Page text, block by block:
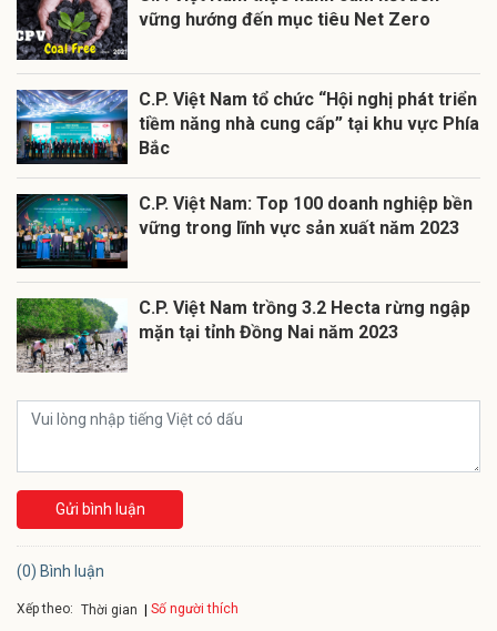
vững hướng đến mục tiêu Net Zero
C.P. Việt Nam tổ chức “Hội nghị phát triển
tiềm năng nhà cung cấp” tại khu vực Phía
Bắc
C.P. Việt Nam: Top 100 doanh nghiệp bền
vững trong lĩnh vực sản xuất năm 2023
C.P. Việt Nam trồng 3.2 Hecta rừng ngập
mặn tại tỉnh Đồng Nai năm 2023
Gửi bình luận
(0) Bình luận
Xếp theo: Thời gian Số người thích